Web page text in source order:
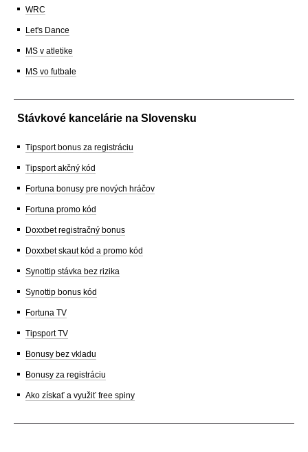
WRC
Let's Dance
MS v atletike
MS vo futbale
Stávkové kancelárie na Slovensku
Tipsport bonus za registráciu
Tipsport akčný kód
Fortuna bonusy pre nových hráčov
Fortuna promo kód
Doxxbet registračný bonus
Doxxbet skaut kód a promo kód
Synottip stávka bez rizika
Synottip bonus kód
Fortuna TV
Tipsport TV
Bonusy bez vkladu
Bonusy za registráciu
Ako získať a využiť free spiny